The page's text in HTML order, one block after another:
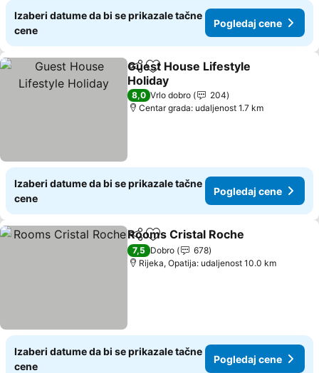
Izaberi datume da bi se prikazale tačne
cene
Pogledaj cene
Deli Dodati u favorite
Guest House Lifestyle
Holiday
8,0 Vrlo dobro
204
Centar grada: udaljenost 1.7 km
Izaberi datume da bi se prikazale tačne
cene
Pogledaj cene
Deli Dodati u favorite
Rooms Cristal Roche
7,5 Dobro
678
Rijeka, Opatija: udaljenost 10.0 km
Izaberi datume da bi se prikazale tačne
cene
Pogledaj cene